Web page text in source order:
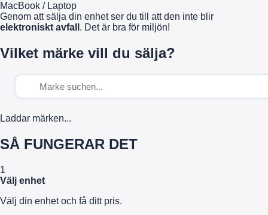
MacBook / Laptop
Genom att sälja din enhet ser du till att den inte blir
elektroniskt avfall . Det är bra för miljön!
Vilket märke vill du sälja?
Laddar märken...
SÅ FUNGERAR DET
1
Välj enhet
Välj din enhet och få ditt pris.